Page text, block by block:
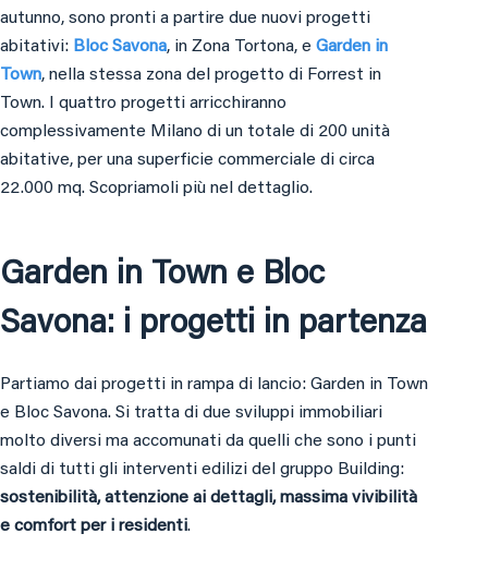
autunno, sono pronti a partire due nuovi progetti
abitativi: Bloc Savona, in Zona Tortona, e Garden in
Town, nella stessa zona del progetto di Forrest in
Town. I quattro progetti arricchiranno
complessivamente Milano di un totale di 200 unità
abitative, per una superficie commerciale di circa
22.000 mq. Scopriamoli più nel dettaglio.
Garden in Town e Bloc
Savona: i progetti in partenza
Partiamo dai progetti in rampa di lancio: Garden in Town
e Bloc Savona. Si tratta di due sviluppi immobiliari
molto diversi ma accomunati da quelli che sono i punti
saldi di tutti gli interventi edilizi del gruppo Building:
sostenibilità, attenzione ai dettagli, massima vivibilità
e comfort per i residenti.